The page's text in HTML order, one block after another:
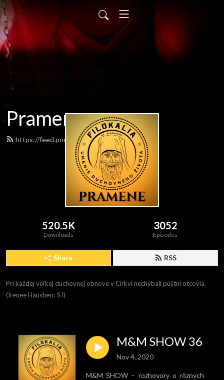
Pramene
https://feed.podbean.com/pramene/feed.xml
520.5K
Downloads
3052
Episodes
Share RSS
Pri každej veľkej duchovnej obnove v Cirkvi nechýbali púštni otcovia.
(Irenee Hausherr, SJ)
M&M SHOW 36
Nov 4, 2020
M&M SHOW – rozhovory o rôznych